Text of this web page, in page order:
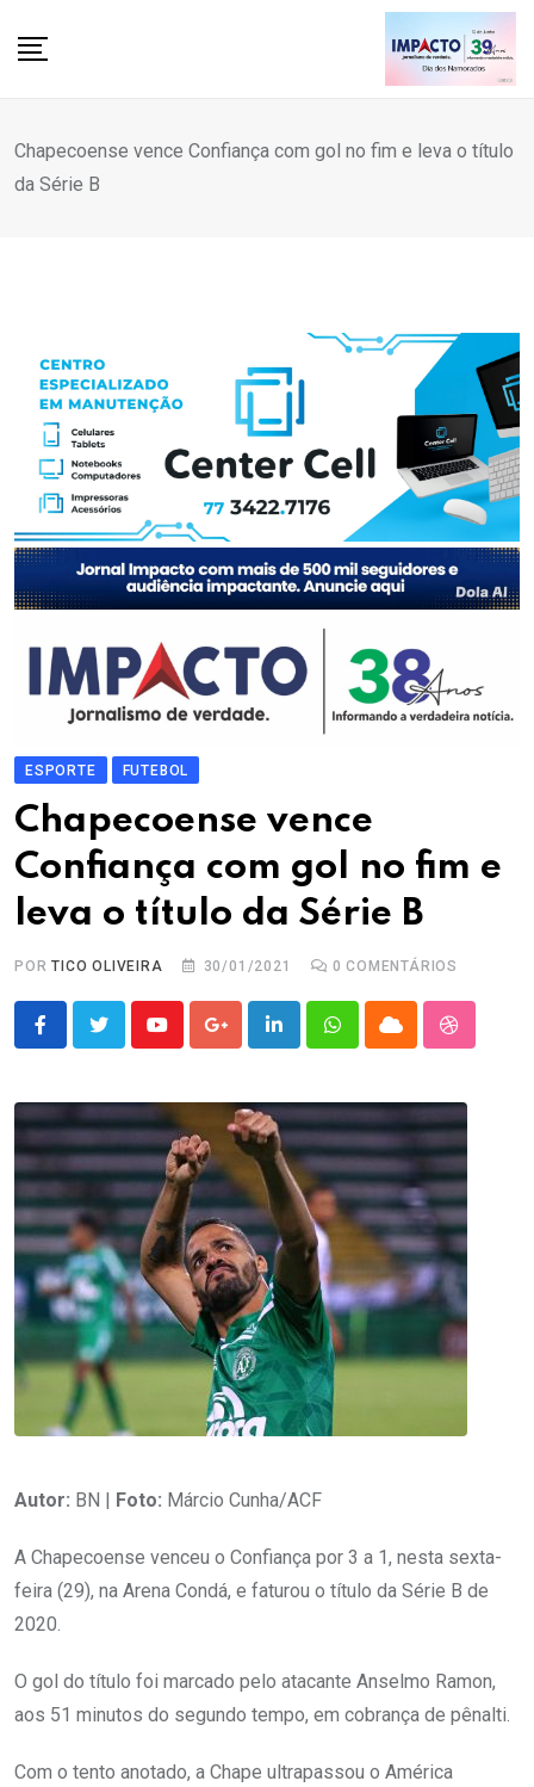
Chapecoense vence Confiança com gol no fim e leva o título
da Série B
ESPORTE FUTEBOL
Chapecoense vence
Confiança com gol no fim e
leva o título da Série B
PORTICO OLIVEIRA 30/01/2021 0 COMENTÁRIOS
YoutubeGoogle+LinkedInWhatsappCloud
Autor: BN | Foto: Márcio Cunha/ACF
A Chapecoense venceu o Confiança por 3 a 1, nesta sexta-
feira (29), na Arena Condá, e faturou o título da Série B de
2020.
O gol do título foi marcado pelo atacante Anselmo Ramon,
aos 51 minutos do segundo tempo, em cobrança de pênalti.
Com o tento anotado, a Chape ultrapassou o América